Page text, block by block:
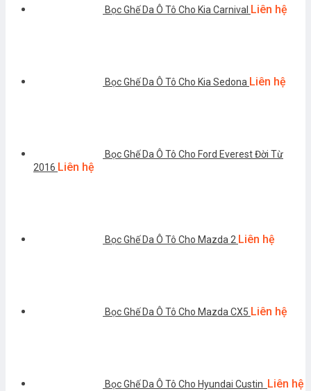
Bọc Ghế Da Ô Tô Cho Kia Carnival Liên hệ
Bọc Ghế Da Ô Tô Cho Kia Sedona Liên hệ
Bọc Ghế Da Ô Tô Cho Ford Everest Đời Từ
2016 Liên hệ
Bọc Ghế Da Ô Tô Cho Mazda 2 Liên hệ
Bọc Ghế Da Ô Tô Cho Mazda CX5 Liên hệ
Bọc Ghế Da Ô Tô Cho Hyundai Custin Liên hệ